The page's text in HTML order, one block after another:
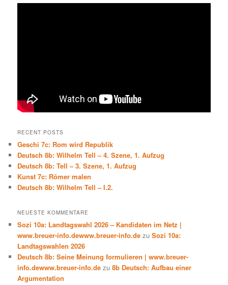
RECENT POSTS
Geschi 7c: Rom wird Republik
Deutsch 8b: Wilhelm Tell – 4. Szene, 1. Aufzug
Deutsch 8b: Tell – 3. Szene, 1. Aufzug
Kunst 7c: Römer malen
Deutsch 8b: Wilhelm Tell – I.2.
NEUESTE KOMMENTARE
Sozi 10a: Landtagswahl 2026 – Kandidaten im Netz |
www.breuer-info.dewww.breuer-info.de zuSozi 10a:
Landtagswahlen 2026
Deutsch 8b: Seine Meinung formulieren | www.breuer-
info.dewww.breuer-info.de zu8b Deutsch: Aufbau einer
Argumentation